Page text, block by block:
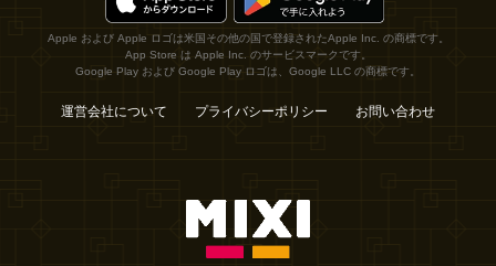
Apple および Apple ロゴは米国その他の国で登録されたApple Inc. の商標です。
App Store は Apple Inc. のサービスマークです。
Google Play および Google Play ロゴは、Google LLC の商標です。
運営会社について プライバシーポリシー お問い合わせ